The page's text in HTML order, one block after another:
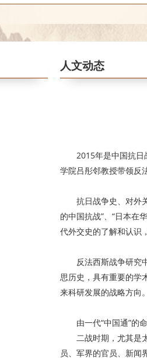
人文动态
2015年是中国抗
学院吕彤邻教授带领反
抗日战争史、对外
的中国抗战”、“日本在
代外交史的了解和认识
反法西斯战争研究
思历史，具有重要的学
来科研发展的战略方向。
由一代“中国通”的
二战时期，尤其是
员、军界的官员、新闻